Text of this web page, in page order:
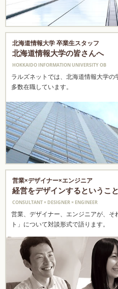
北海道情報大学 卒業生スタッフ
北海道情報大学の皆さんへ
HOKKAIDO INFORMATION UNIVERSITY OB
ラルズネットでは、北海道情報大学
多数在職しています。
営業×デザイナー×エンジニア
経営をデザインするということ
CONSULTANT × DESIGNER × ENGINEER
営業、デザイナー、エンジニアが、
ト」について対談形式で語ります。